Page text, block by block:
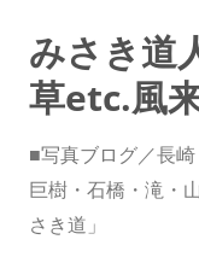
みさき道
草etc.風
■写真ブログ／長
巨樹・石橋・滝・
さき道」